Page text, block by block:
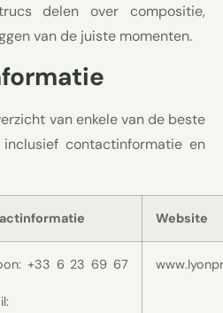
delen over compositie,
van de juiste momenten.
van enkele van de beste
contactinformatie en
Website
+33 6 23 69 67